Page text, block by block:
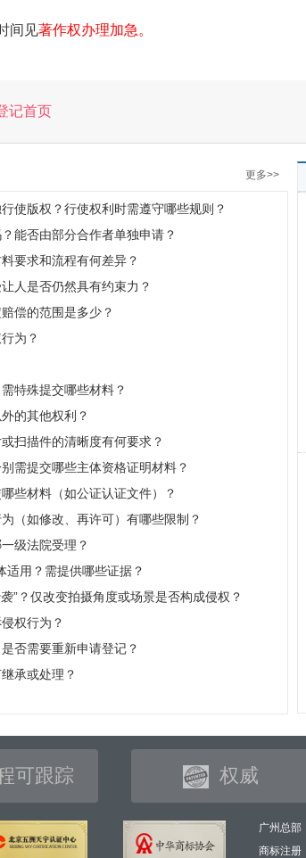
间见著作权办理加急。
记首页
更多>>
使版权？行使权利时需遵守哪些规则？
能否由部分合作者单独申请？
要求和流程有何差异？
人是否仍然具有约束力？
偿的范围是多少？​
为？
特殊提交哪些材料？
的其他权利？
扫描件的清晰度有何要求？
需提交哪些主体资格证明材料？
些材料（如公证认证文件）？
（如修改、再许可）有哪些限制？
级法院受理？
适用？需提供哪些证据？
”？仅改变拍摄角度或场景是否构成侵权？
权行为？
否需要重新申请登记？
承或处理？
可跟踪 权威
广州总部
商标注册